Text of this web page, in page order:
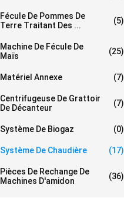
Fécule De Pommes De
Terre Traitant Des ...
(5)
Machine De Fécule De
Maïs
(25)
Matériel Annexe (7)
Centrifugeuse De Grattoir
De Décanteur
(7)
Système De Biogaz (0)
Système De Chaudière (17)
Pièces De Rechange De
Machines D'amidon
(36)